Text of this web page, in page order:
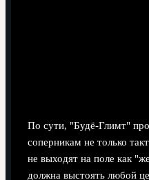
По сути, "Будё-Глимт"
соперникам не только
не выходят на поле как
должна выстоять любой